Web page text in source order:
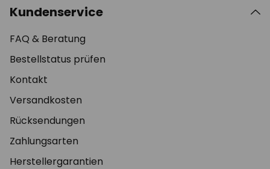
Kundenservice
FAQ & Beratung
Bestellstatus prüfen
Kontakt
Versandkosten
Rücksendungen
Zahlungsarten
Herstellergarantien